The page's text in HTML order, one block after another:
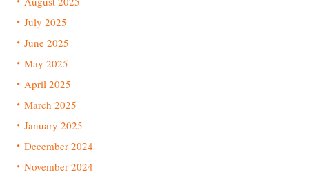
July 2025
June 2025
May 2025
April 2025
March 2025
January 2025
December 2024
November 2024